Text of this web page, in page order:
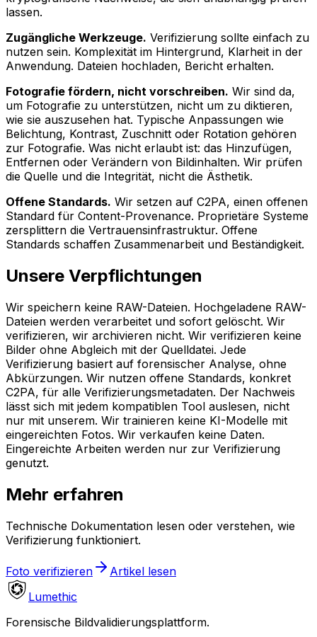
lassen.
Zugängliche Werkzeuge. Verifizierung sollte einfach zu
nutzen sein. Komplexität im Hintergrund, Klarheit in der
Anwendung. Dateien hochladen, Bericht erhalten.
Fotografie fördern, nicht vorschreiben. Wir sind da,
um Fotografie zu unterstützen, nicht um zu diktieren,
wie sie auszusehen hat. Typische Anpassungen wie
Belichtung, Kontrast, Zuschnitt oder Rotation gehören
zur Fotografie. Was nicht erlaubt ist: das Hinzufügen,
Entfernen oder Verändern von Bildinhalten. Wir prüfen
die Quelle und die Integrität, nicht die Ästhetik.
Offene Standards. Wir setzen auf C2PA, einen offenen
Standard für Content-Provenance. Proprietäre Systeme
zersplittern die Vertrauensinfrastruktur. Offene
Standards schaffen Zusammenarbeit und Beständigkeit.
Unsere Verpflichtungen
Wir speichern keine RAW-Dateien. Hochgeladene RAW-
Dateien werden verarbeitet und sofort gelöscht. Wir
verifizieren, wir archivieren nicht. Wir verifizieren keine
Bilder ohne Abgleich mit der Quelldatei. Jede
Verifizierung basiert auf forensischer Analyse, ohne
Abkürzungen. Wir nutzen offene Standards, konkret
C2PA, für alle Verifizierungsmetadaten. Der Nachweis
lässt sich mit jedem kompatiblen Tool auslesen, nicht
nur mit unserem. Wir trainieren keine KI-Modelle mit
eingereichten Fotos. Wir verkaufen keine Daten.
Eingereichte Arbeiten werden nur zur Verifizierung
genutzt.
Mehr erfahren
Technische Dokumentation lesen oder verstehen, wie
Verifizierung funktioniert.
Foto verifizieren
Artikel lesen
Lumethic
Forensische Bildvalidierungsplattform.